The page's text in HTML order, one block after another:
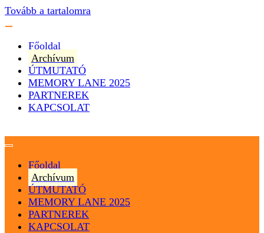
Tovább a tartalomra
Főoldal
Archívum
ÚTMUTATÓ
MEMORY LANE 2025
PARTNEREK
KAPCSOLAT
Magyar Hip Hop Archívum
Magyarország
Főoldal
Archívum
ÚTMUTATÓ
MEMORY LANE 2025
PARTNEREK
KAPCSOLAT